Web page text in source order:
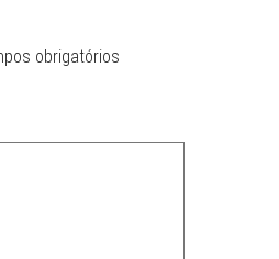
obrigatórios